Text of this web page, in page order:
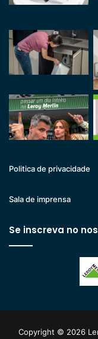
Politica de privacidade
Sala de imprensa
Se inscreva no
Copyright © 2026